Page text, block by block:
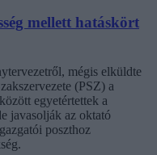
mellett hatáskört
mégis elküldte
(PSZ) a
egyetértettek a
javasolják az oktató
poszthoz